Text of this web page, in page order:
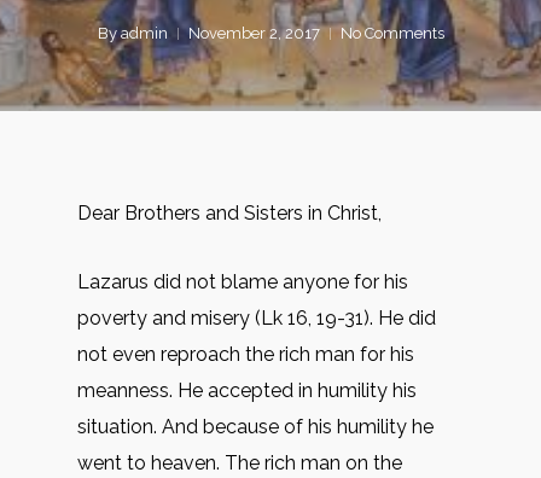
By admin November 2, 2017 No Comments
Dear Brothers and Sisters in Christ,
Lazarus did not blame anyone for his
poverty and misery (Lk 16, 19-31). He did
not even reproach the rich man for his
meanness. He accepted in humility his
situation. And because of his humility he
went to heaven. The rich man on the